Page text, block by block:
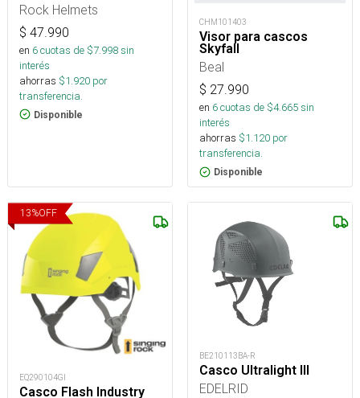
Rock Helmets
$ 47.990
en 6cuotas de $7.998sin
interés
ahorras $1.920 por
transferencia.
Disponible
CHM101403
Visor para cascos
Skyfall
Beal
$ 27.990
en 6cuotas de $4.665sin
interés
ahorras $1.120 por
transferencia.
Disponible
13%OFF
EQ290104GI
Casco Flash Industry
BE210113BA-R
Casco Ultralight III
EDELRID